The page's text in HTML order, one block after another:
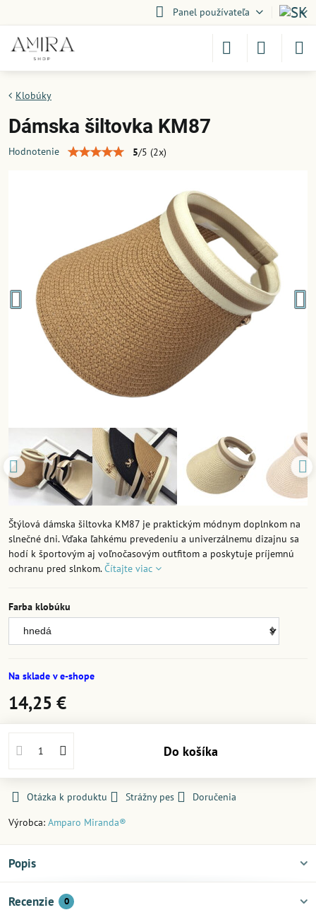
Panel používateľa
Klobúky
Dámska šiltovka KM87
Hodnotenie 5/5 (2x)
Štýlová dámska šiltovka KM87 je praktickým módnym doplnkom na
slnečné dni. Vďaka ľahkému prevedeniu a univerzálnemu dizajnu sa
hodí k športovým aj voľnočasovým outfitom a poskytuje príjemnú
ochranu pred slnkom.Čítajte viac
Farba klobúku
Na sklade v e-shope
14,25 €
Do košíka
Otázka k produktu Strážny pes
Doručenia
Výrobca: Amparo Miranda®
Popis
Recenzie 0